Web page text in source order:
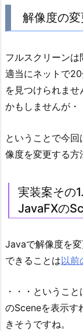
解像度の変
フルスクリーンは
適当にネットで
を見つけられま
かもしませんが・
ということで今
像度を変更する方
実装案その
JavaFXの
Javaで解像度を
できることは以前
・・・というこ
のSceneを表示す
きそうですね。